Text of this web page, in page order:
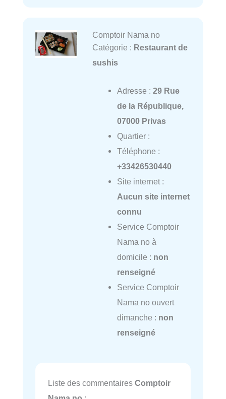
Comptoir Nama no
Catégorie : Restaurant de
sushis
Adresse : 29 Rue
de la République,
07000 Privas
Quartier :
Téléphone :
+33426530440
Site internet :
Aucun site internet
connu
Service Comptoir
Nama no à
domicile : non
renseigné
Service Comptoir
Nama no ouvert
dimanche : non
renseigné
Liste des commentaires Comptoir